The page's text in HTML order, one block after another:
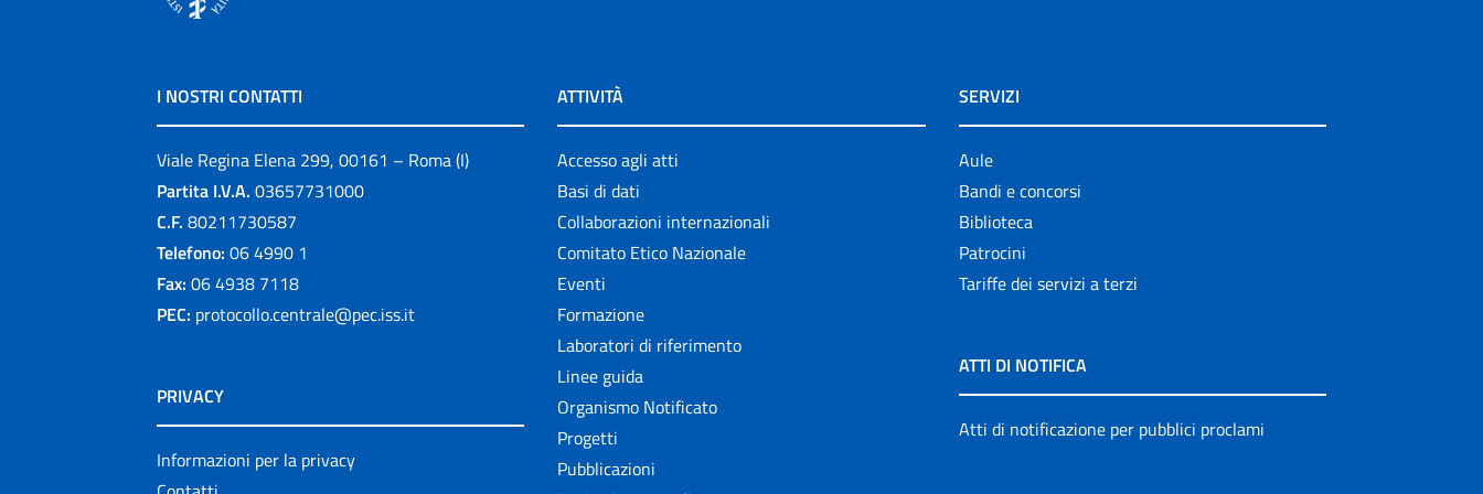
I NOSTRI CONTATTI
Viale Regina Elena 299, 00161 – Roma (I)
Partita I.V.A. 03657731000
C.F. 80211730587
Telefono: 06 4990 1
Fax: 06 4938 7118
PEC: protocollo.centrale@pec.iss.it
PRIVACY
Informazioni per la privacy
ATTIVITÀ
Accesso agli atti
Basi di dati
Collaborazioni internazionali
Comitato Etico Nazionale
Eventi
Formazione
Laboratori di riferimento
Linee guida
Organismo Notificato
Progetti
Pubblicazioni
SERVIZI
Aule
Bandi e concorsi
Biblioteca
Patrocini
Tariffe dei servizi a terzi
ATTI DI NOTIFICA
Atti di notificazione per pubblici proclami